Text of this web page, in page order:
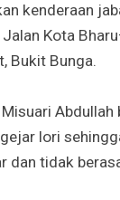
kenderaan
Kota
Bukit Bunga.
Abdullah
lori
dan tidak